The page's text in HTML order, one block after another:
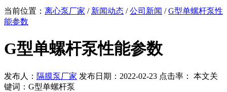
当前位置： 离心泵厂家 / 新闻动态 /公司新闻 /G型单螺杆泵性
能参数
G型单螺杆泵性能参数
发布人： 隔膜泵厂家 发布日期：2022-02-23 点击率：
本文关
键词：G型单螺杆泵